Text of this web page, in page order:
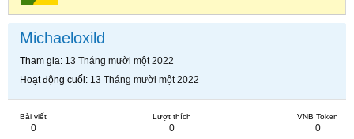
Michaeloxild
Tham gia 13 Tháng mười một 2022
Hoạt động cuối 13 Tháng mười một 2022
Bài viết
0
Lượt thích
0
VNB Token
0